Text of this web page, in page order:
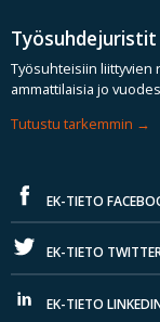
Työsuhdejuristit
Työsuhteisiin liittyvien
ammattilaisia jo
Tutustu tarkemmin
EK-TIETO
EK-TIETO
EK-TIETO